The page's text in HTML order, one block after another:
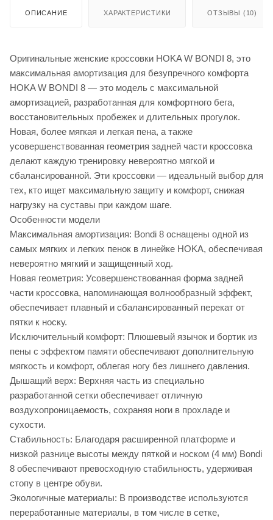
ОПИСАНИЕ ХАРАКТЕРИСТИКИ ОТЗЫВЫ (10)
Оригинальные женские кроссовки HOKA W BONDI 8, это
максимальная амортизация для безупречного комфорта
HOKA W BONDI 8 — это модель с максимальной
амортизацией, разработанная для комфортного бега,
восстановительных пробежек и длительных прогулок.
Новая, более мягкая и легкая пена, а также
усовершенствованная геометрия задней части кроссовка
делают каждую тренировку невероятно мягкой и
сбалансированной. Эти кроссовки — идеальный выбор для
тех, кто ищет максимальную защиту и комфорт, снижая
нагрузку на суставы при каждом шаге.
Особенности модели
Максимальная амортизация: Bondi 8 оснащены одной из
самых мягких и легких пенок в линейке HOKA, обеспечивая
невероятно мягкий и защищенный ход.
Новая геометрия: Усовершенствованная форма задней
части кроссовка, напоминающая волнообразный эффект,
обеспечивает плавный и сбалансированный перекат от
пятки к носку.
Исключительный комфорт: Плюшевый язычок и бортик из
пены с эффектом памяти обеспечивают дополнительную
мягкость и комфорт, облегая ногу без лишнего давления.
Дышащий верх: Верхняя часть из специально
разработанной сетки обеспечивает отличную
воздухопроницаемость, сохраняя ноги в прохладе и
сухости.
Стабильность: Благодаря расширенной платформе и
низкой разнице высоты между пяткой и носком (4 мм) Bondi
8 обеспечивают превосходную стабильность, удерживая
стопу в центре обуви.
Экологичные материалы: В производстве используются
переработанные материалы, в том числе в сетке,